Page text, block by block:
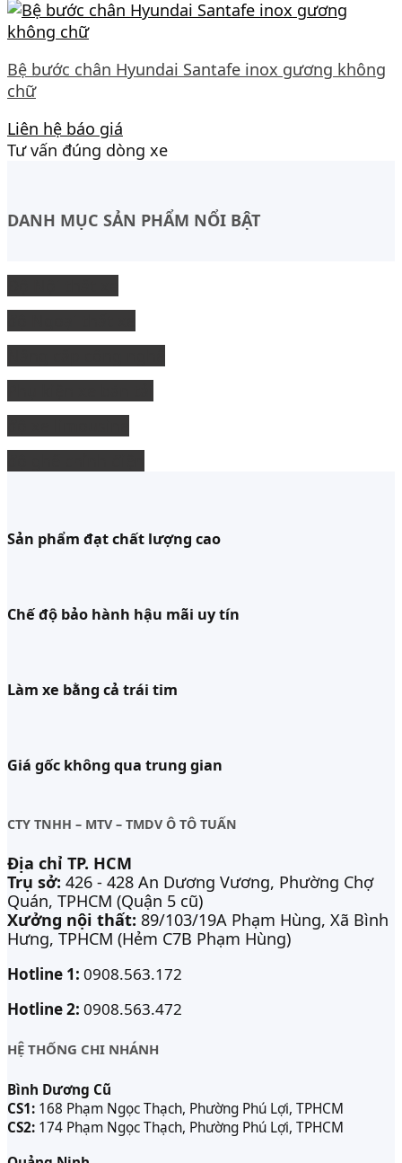
Bệ bước chân Hyundai Santafe inox gương không
chữ
Liên hệ báo giá
Tư vấn đúng dòng xe
DANH MỤC SẢN PHẨM NỔI BẬT
Sản phẩm đạt chất lượng cao
Chế độ bảo hành hậu mãi uy tín
Làm xe bằng cả trái tim
Giá gốc không qua trung gian
CTY TNHH – MTV – TMDV Ô TÔ TUẤN
Địa chỉ TP. HCM
Trụ sở: 426 - 428 An Dương Vương, Phường Chợ
Quán, TPHCM (Quận 5 cũ)
Xưởng nội thất: 89/103/19A Phạm Hùng, Xã Bình
Hưng, TPHCM (Hẻm C7B Phạm Hùng)
Hotline 1: 0908.563.172
Hotline 2: 0908.563.472
HỆ THỐNG CHI NHÁNH
Bình Dương Cũ
CS1: 168 Phạm Ngọc Thạch, Phường Phú Lợi, TPHCM
CS2: 174 Phạm Ngọc Thạch, Phường Phú Lợi, TPHCM